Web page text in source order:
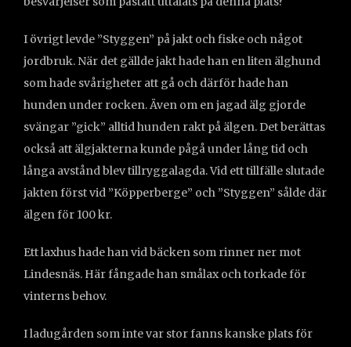
I övrigt levde ”Styggen” på jakt och fiske och något
jordbruk. När det gällde jakt hade han en liten älghund
som hade svårigheter att gå och därför hade han
hunden under rocken. Även om en jagad älg gjorde
svängar ”gick” alltid hunden rakt på älgen. Det berättas
också att älgjakterna kunde pågå under lång tid och
långa avstånd blev tillryggalagda. Vid ett tillfälle slutade
jakten först vid ”Köpperberge” och ”Styggen” sålde där
älgen för 100 kr.
Ett laxhus hade han vid bäcken som rinner ner mot
Lindesnäs. Här fångade han smålax och torkade för
vinterns behov.
I ladugården som inte var stor fanns kanske plats för